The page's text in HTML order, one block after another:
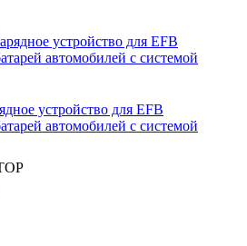
устройство для EFB
автомобилей с системой